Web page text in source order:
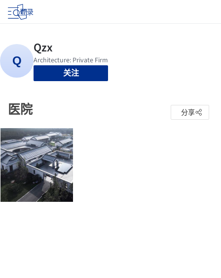
登录
关注
医院 分享